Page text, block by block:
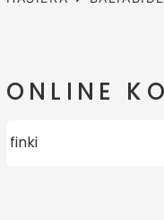
ONLINE